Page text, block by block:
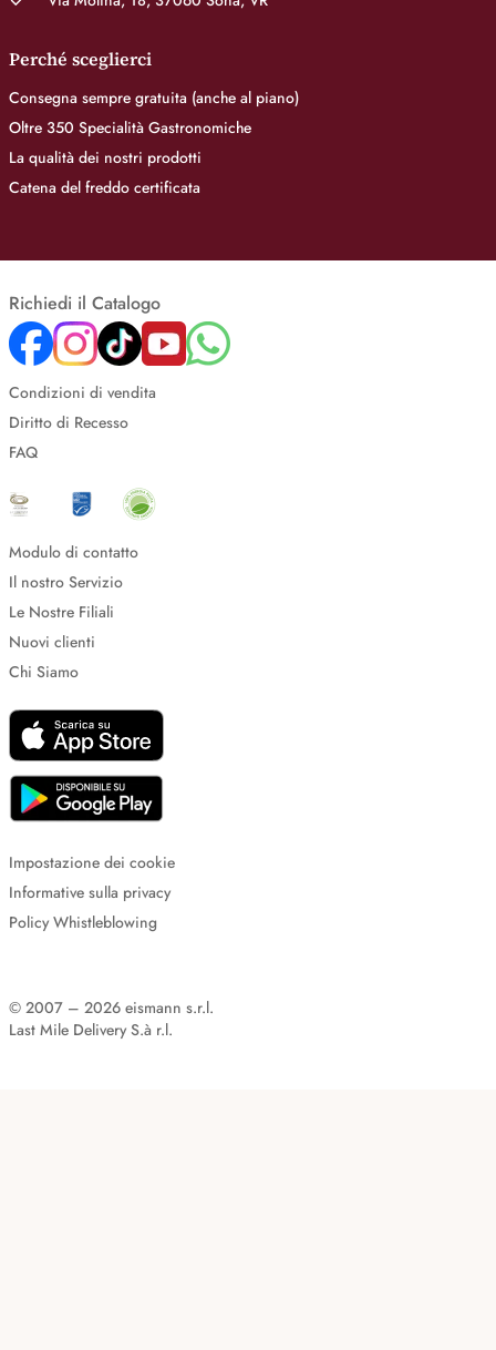
Perché sceglierci
Consegna sempre gratuita (anche al piano)
Oltre 350 Specialità Gastronomiche
La qualità dei nostri prodotti
Catena del freddo certificata
Richiedi il Catalogo
Condizioni di vendita
Diritto di Recesso
FAQ
Modulo di contatto
Il nostro Servizio
Le Nostre Filiali
Nuovi clienti
Chi Siamo
Impostazione dei cookie
Informative sulla privacy
Policy Whistleblowing
© 2007 – 2026 eismann s.r.l.
Last Mile Delivery S.à r.l.